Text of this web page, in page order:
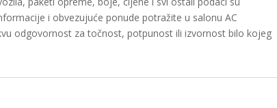
i obvezujuće ponude potražite u salonu AC
odgovornost za točnost, potpunost ili izvornost bilo kojeg